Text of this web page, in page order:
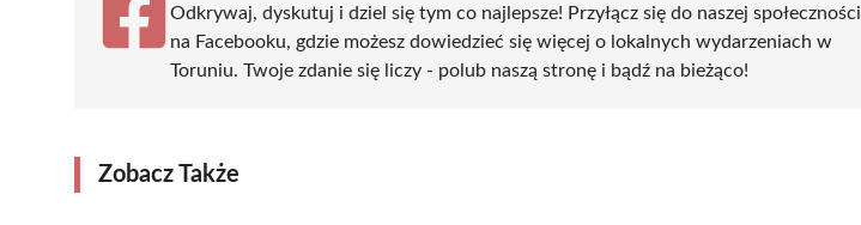
Odkrywaj, dyskutuj i dziel się tym co najlepsze! Przyłącz się do naszej społeczności
na Facebooku, gdzie możesz dowiedzieć się więcej o lokalnych wydarzeniach w
Toruniu. Twoje zdanie się liczy - polub naszą stronę i bądź na bieżąco!
Zobacz Także